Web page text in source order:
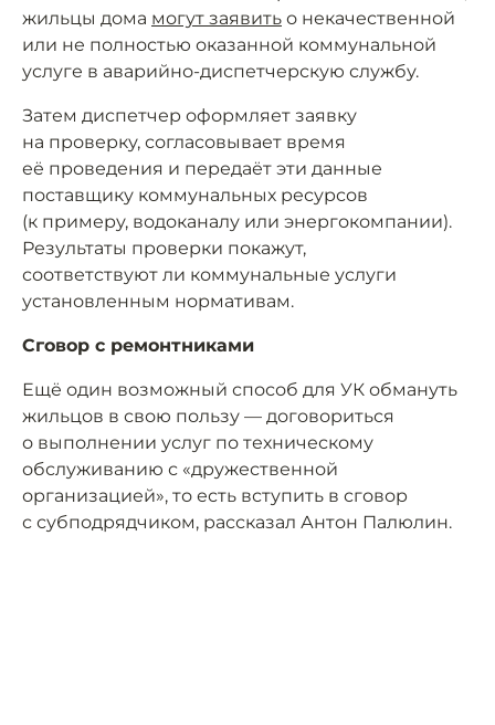
жильцы дома могут заявить о некачественной
или не полностью оказанной коммунальной
услуге в аварийно-диспетчерскую службу.
Затем диспетчер оформляет заявку
на проверку, согласовывает время
её проведения и передаёт эти данные
поставщику коммунальных ресурсов
(к примеру, водоканалу или энергокомпании).
Результаты проверки покажут,
соответствуют ли коммунальные услуги
установленным нормативам.
Сговор с ремонтниками
Ещё один возможный способ для УК обмануть
жильцов в свою пользу — договориться
о выполнении услуг по техническому
обслуживанию с «дружественной
организацией», то есть вступить в сговор
с субподрядчиком, рассказал Антон Палюлин.